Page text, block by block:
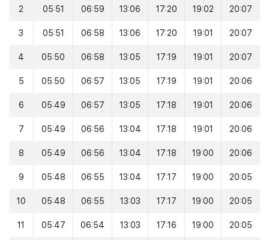
2 05:51 06:59 13:06 17:20 19:02 20:07
3 05:51 06:58 13:06 17:20 19:01 20:07
4 05:50 06:58 13:05 17:19 19:01 20:07
5 05:50 06:57 13:05 17:19 19:01 20:06
6 05:49 06:57 13:05 17:18 19:01 20:06
7 05:49 06:56 13:04 17:18 19:01 20:06
8 05:49 06:56 13:04 17:18 19:00 20:06
9 05:48 06:55 13:04 17:17 19:00 20:05
10 05:48 06:55 13:03 17:17 19:00 20:05
11 05:47 06:54 13:03 17:16 19:00 20:05